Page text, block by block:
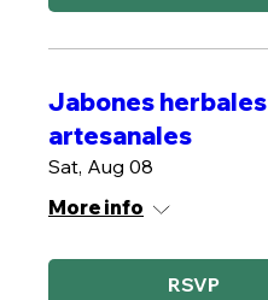
Jabones herbales
artesanales
Sat, Aug 08
More info
RSVP